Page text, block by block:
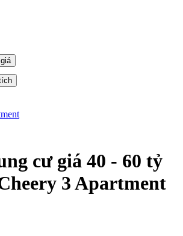
cư giá 40 - 60 tỷ
3 Apartment